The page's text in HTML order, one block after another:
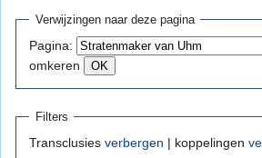
Verwijzingen naar deze pagina
Pagina:
omkeren
Filters
Transclusies verbergen | koppelingen